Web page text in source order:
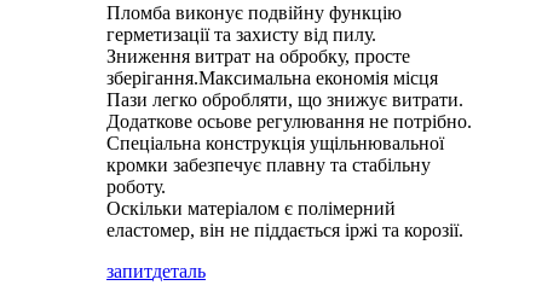
Пломба виконує подвійну функцію
герметизації та захисту від пилу.
Зниження витрат на обробку, просте
зберігання.Максимальна економія місця
Пази легко обробляти, що знижує витрати.
Додаткове осьове регулювання не потрібно.
Спеціальна конструкція ущільнювальної
кромки забезпечує плавну та стабільну
роботу.
Оскільки матеріалом є полімерний
еластомер, він не піддається іржі та корозії.
запитдеталь